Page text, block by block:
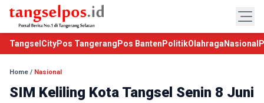
TangselCityPos Tangerang Pos Banten PolitikOlahraga Nasional
Home / Nasional
SIM Keliling Kota Tangsel Senin 8 Juni